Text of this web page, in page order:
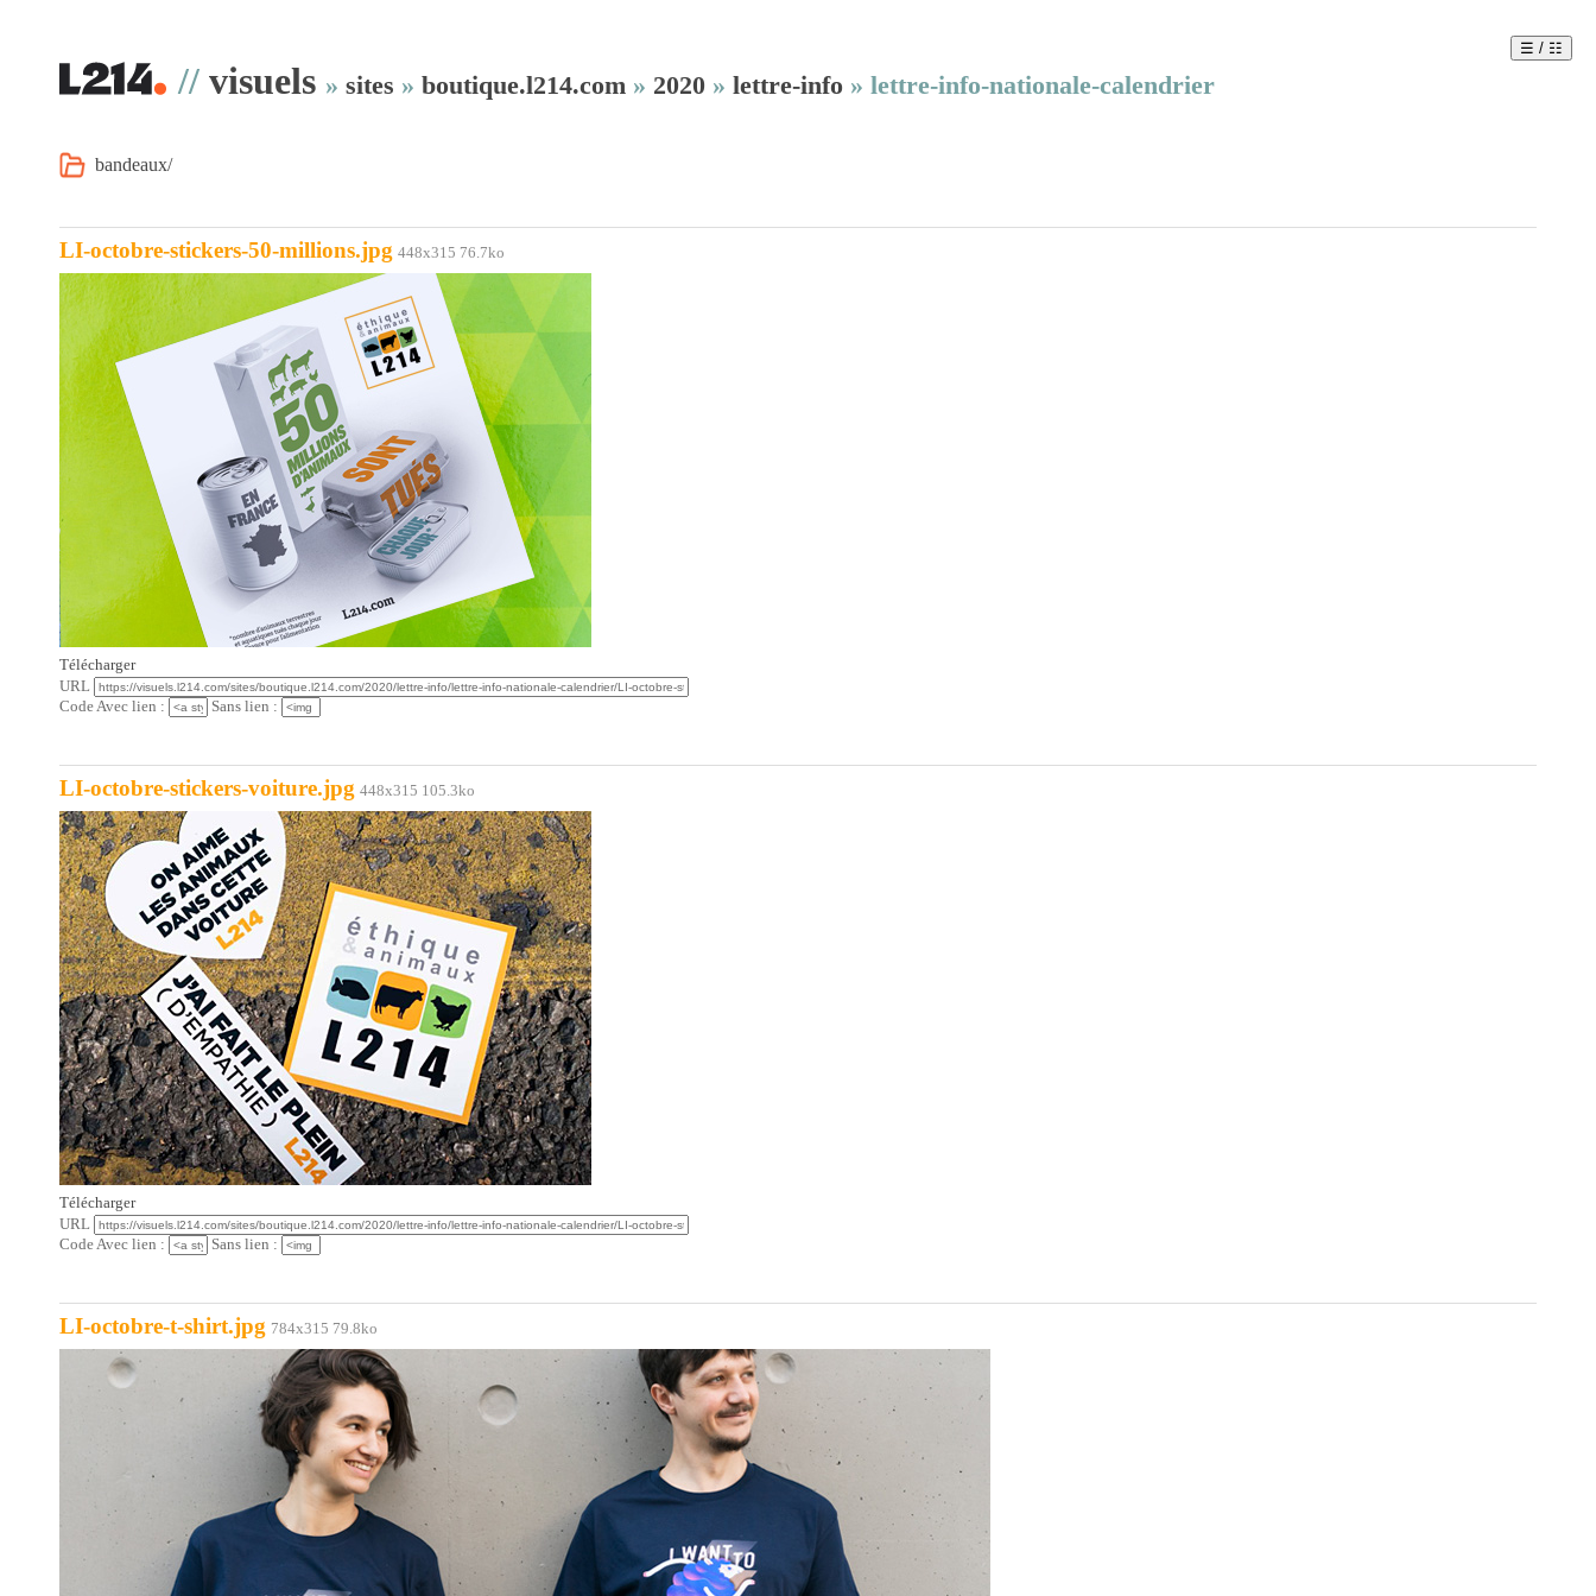
// visuels » sites » boutique.l214.com » 2020 » lettre-info » lettre-info-nationale-calendrier
bandeaux/
LI-octobre-stickers-50-millions.jpg 448x315 76.7ko
Télécharger
URL
Code Avec lien :
Sans lien :
LI-octobre-stickers-voiture.jpg 448x315 105.3ko
Télécharger
URL
Code Avec lien :
Sans lien :
LI-octobre-t-shirt.jpg 784x315 79.8ko
☰ / ☷